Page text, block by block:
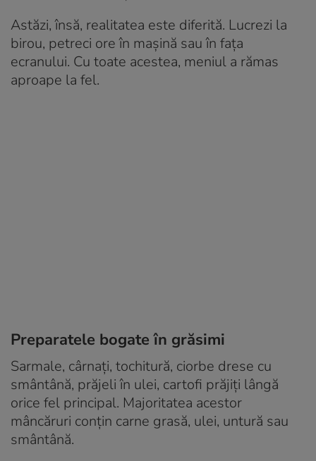
Astăzi, însă, realitatea este diferită. Lucrezi la
birou, petreci ore în mașină sau în fața
ecranului. Cu toate acestea, meniul a rămas
aproape la fel.
Preparatele bogate în grăsimi
Sarmale, cârnați, tochitură, ciorbe drese cu
smântână, prăjeli în ulei, cartofi prăjiți lângă
orice fel principal. Majoritatea acestor
mâncăruri conțin carne grasă, ulei, untură sau
smântână.